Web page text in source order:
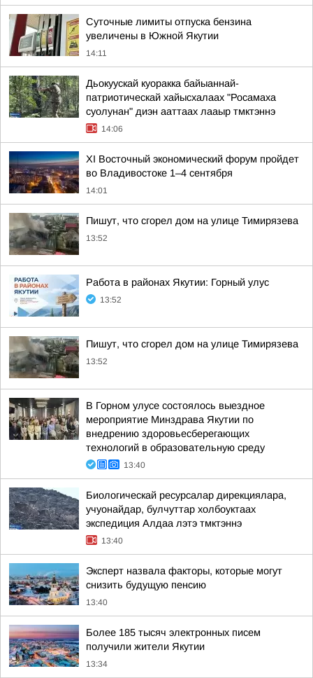
Суточные лимиты отпуска бензина
увеличены в Южной Якутии
14:11
Дьокуускай куоракка байыаннай-
патриотическай хайысхалаах "Росамаха
суолунан" диэн ааттаах лааыр тмктэннэ
14:06
XI Восточный экономический форум пройдет
во Владивостоке 1–4 сентября
14:01
Пишут, что сгорел дом на улице Тимирязева
13:52
Работа в районах Якутии: Горный улус
13:52
Пишут, что сгорел дом на улице Тимирязева
13:52
В Горном улусе состоялось выездное
мероприятие Минздрава Якутии по
внедрению здоровьесберегающих
технологий в образовательную среду
13:40
Биологическай ресурсалар дирекциялара,
учуонайдар, булчуттар холбоуктаах
экспедиция Алдаа лэтэ тмктэннэ
13:40
Эксперт назвала факторы, которые могут
снизить будущую пенсию
13:40
Более 185 тысяч электронных писем
получили жители Якутии
13:34